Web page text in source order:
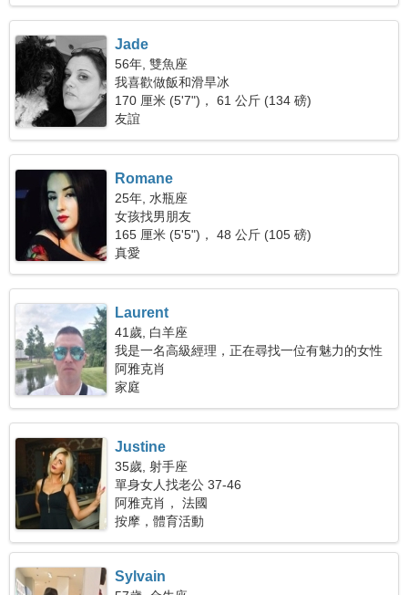
Jade
56年, 雙魚座
我喜歡做飯和滑旱冰
170 厘米 (5'7")， 61 公斤 (134 磅)
友誼
Romane
25年, 水瓶座
女孩找男朋友
165 厘米 (5'5")， 48 公斤 (105 磅)
真愛
Laurent
41歲, 白羊座
我是一名高級經理，正在尋找一位有魅力的女性
阿雅克肖
家庭
Justine
35歲, 射手座
單身女人找老公 37-46
阿雅克肖， 法國
按摩，體育活動
Sylvain